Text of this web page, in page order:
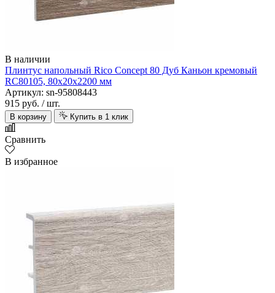
В наличии
Плинтус напольный Rico Concept 80 Дуб Каньон кремовый
RC80105, 80х20х2200 мм
Артикул: sn-95808443
915 руб. / шт.
В корзину Купить в 1 клик
Сравнить
В избранное